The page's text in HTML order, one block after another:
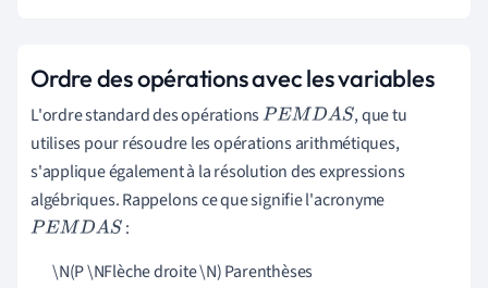
Ordre des opérations avec les variables
L'ordre standard des opérationsPEMDAS
, que tu
utilises pour résoudre les opérations arithmétiques,
s'applique également à la résolution des expressions
algébriques. Rappelons ce que signifie l'acronyme
PEMDAS
:
\N(P \NFlèche droite \N) Parenthèses